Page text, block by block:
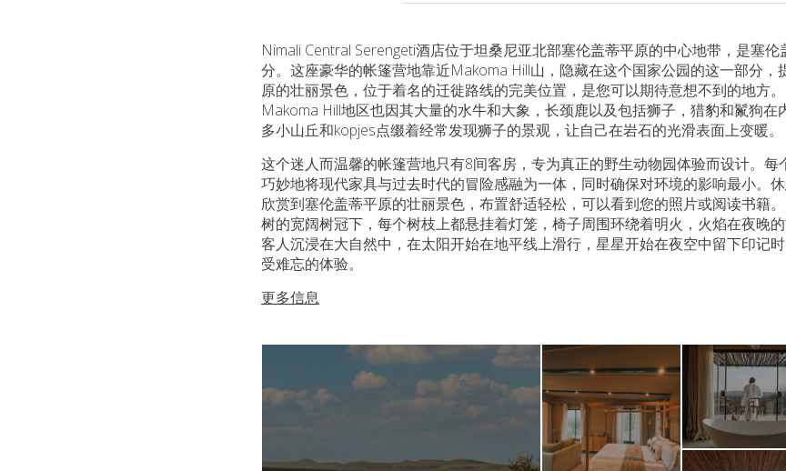
Nimali Central Serengeti酒店位于坦桑尼亚北部塞伦盖蒂平原的中心地带，是塞
分。这座豪华的帐篷营地靠近Makoma Hill山，隐藏在这个国家公园的这一部分，
原的壮丽景色，位于着名的迁徙路线的完美位置，是您可以期待意想不到的地方
Makoma Hill地区也因其大量的水牛和大象，长颈鹿以及包括狮子，猎豹和鬣狗在
多小山丘和kopjes点缀着经常发现狮子的景观，让自己在岩石的光滑表面上变暖。
这个迷人而温馨的帐篷营地只有8间客房，专为真正的野生动物园体验而设计。每
巧妙地将现代家具与过去时代的冒险感融为一体，同时确保对环境的影响最小。
欣赏到塞伦盖蒂平原的壮丽景色，布置舒适轻松，可以看到您的照片或阅读书籍
树的宽阔树冠下，每个树枝上都悬挂着灯笼，椅子周围环绕着明火，火焰在夜晚
客人沉浸在大自然中，在太阳开始在地平线上滑行，星星开始在夜空中留下印记
受难忘的体验。
更多信息